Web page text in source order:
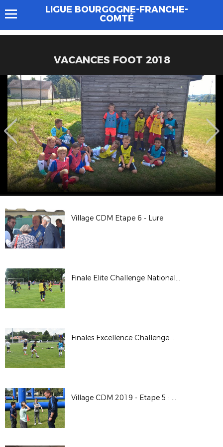
LIGUE BOURGOGNE-FRANCHE-
COMTÉ
VACANCES FOOT 2018
Village CDM Etape 6 - Lure
Finale Elite Challenge National U19F - PSG / OL
Finales Excellence Challenge National U19F - SAINT MALO / OM
Village CDM 2019 - Etape 5 : Auxerre